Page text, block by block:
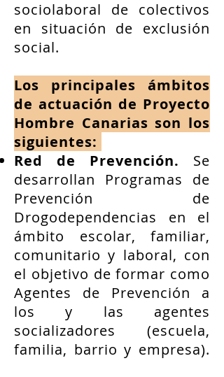
sociolaboral de colectivos
en situación de exclusión
social.
Los principales ámbitos
de actuación de Proyecto
Hombre Canarias son los
siguientes:
Red de Prevención. Se
desarrollan Programas de
Prevención de
Drogodependencias en el
ámbito escolar, familiar,
comunitario y laboral, con
el objetivo de formar como
Agentes de Prevención a
los y las agentes
socializadores (escuela,
familia, barrio y empresa).